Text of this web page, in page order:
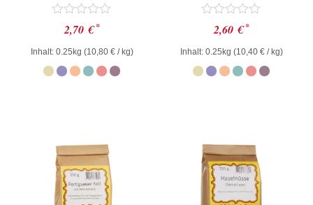
Bewertet
mit
0
von
5
2,70 € *
Inhalt: 0.25kg (10,80 €/ kg)
Bewertet
mit
0
von
5
2,60 € *
Inhalt: 0.25kg (10,40 €/ kg)